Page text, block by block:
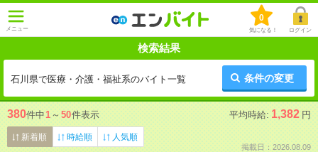
メニュー
0
気になる！ ログイン
検索結果
石川県で医療・介護・福祉系のバイト一覧 条件の変更
380件中1 ～ 50件表示 平均時給: 1,382 円
新着順 時給順 人気順
掲載日：2026.08.09